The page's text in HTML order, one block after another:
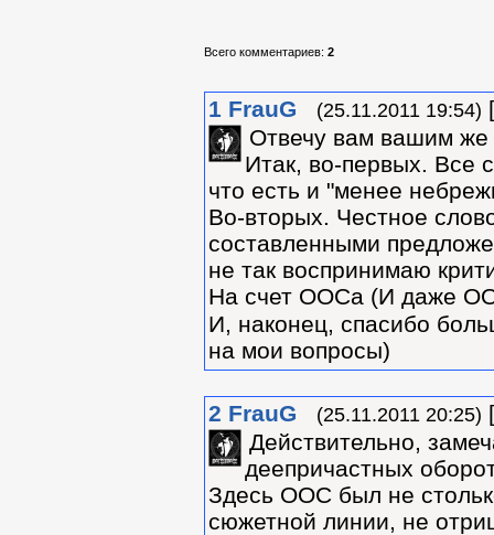
Всего комментариев: 2
1 FrauG (25.11.2011 19:54) [
Отвечу вам вашим же
Итак, во-первых. Все
что есть и "менее
Во-вторых. Честное
составленными
не так воспринимаю
На счет ООСа (И даже
И, наконец, спасибо
на мои вопросы)
2 FrauG (25.11.2011 20:25) [
Действительно,
деепричастных
Здесь ООС был не
сюжетной линии, не